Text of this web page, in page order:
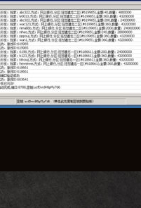
以通过官网进行充值。这种